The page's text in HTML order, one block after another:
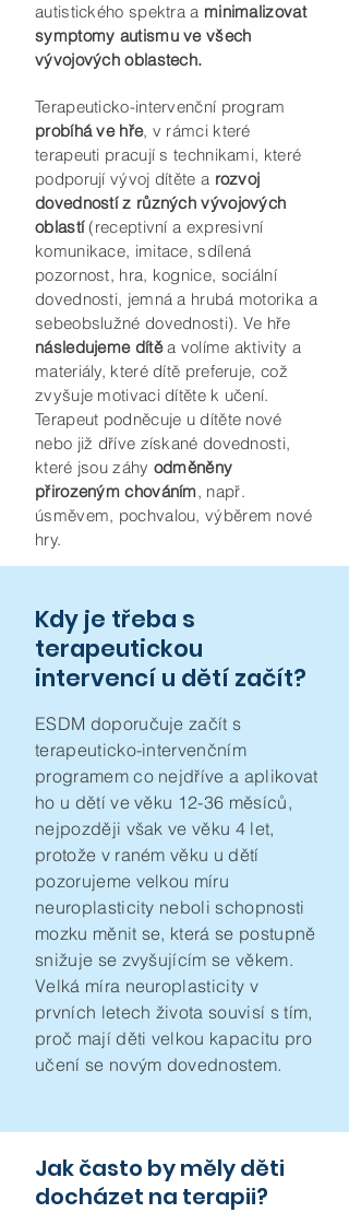
autistického spektra a minimalizovat
symptomy autismu ve všech
vývojových oblastech.
Terapeuticko-intervenční program
probíhá ve hře, v rámci které
terapeuti pracují s technikami, které
podporují vývoj dítěte a rozvoj
dovedností z různých vývojových
oblastí(receptivní a expresivní
komunikace, imitace, sdílená
pozornost, hra, kognice, sociální
dovednosti, jemná a hrubá motorika a
sebeobslužné dovednosti). Ve hře
následujeme dítěa volíme aktivity a
materiály, které dítě preferuje, což
zvyšuje motivaci dítěte k učení.
Terapeut podněcuje u dítěte nové
nebo již dříve získané dovednosti,
které jsou záhy odměněny
přirozeným chováním, např.
úsměvem, pochvalou, výběrem nové
hry.
Kdy je třeba s
terapeutickou
intervencí u dětí začít?
ESDM doporučuje začít s
terapeuticko-intervenčním
programem co nejdříve a aplikovat
ho u dětí ve věku 12-36 měsíců,
nejpozději však ve věku 4 let,
protože v raném věku u dětí
pozorujeme velkou míru
neuroplasticity neboli schopnosti
mozku měnit se, která se postupně
snižuje se zvyšujícím se věkem.
Velká míra neuroplasticity v
prvních letech života souvisí s tím,
proč mají děti velkou kapacitu pro
učení se novým dovednostem.
Jak často by měly děti
docházet na terapii?